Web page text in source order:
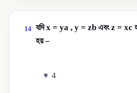
14 যদি x = ya , y = zb এবং z = xc
হয় –
ক 4